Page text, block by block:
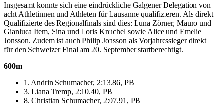
Insgesamt konnte sich eine eindrückliche Galgener Delegation von
acht Athletinnen und Athleten für Lausanne qualifizieren. Als direkt
Qualifizierte des Regionalfinals sind dies: Luna Zörner, Mauro und
Gianluca Item, Sina und Loris Knuchel sowie Alice und Emelie
Jonsson. Zudem ist auch Philip Jonsson als Vorjahressieger direkt
für den Schweizer Final am 20. September startberechtigt.
600m
1. Andrin Schumacher, 2:13.86, PB
3. Liana Tremp, 2:10.40, PB
8. Christian Schumacher, 2:07.91, PB